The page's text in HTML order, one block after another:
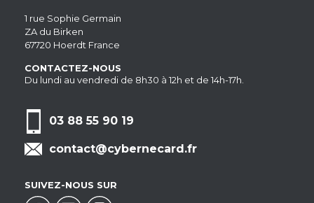
1 rue Sophie Germain
ZA du Birken
67720 Hoerdt France
CONTACTEZ-NOUS
Du lundi au vendredi de 8h30 à 12h et de 14h-17h.
03 88 55 90 19
contact@cybernecard.fr
SUIVEZ-NOUS SUR